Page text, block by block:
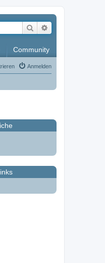
Suche
Community
Anmelden